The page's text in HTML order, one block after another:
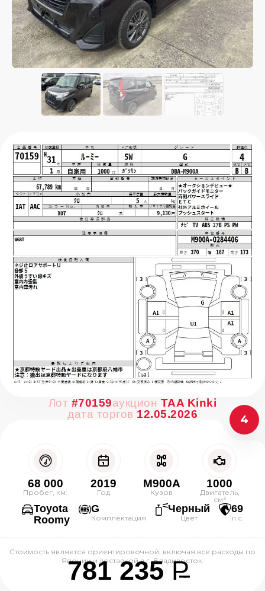
Лот #70159аукцион TAA Kinki
дата торгов 12.05.2026 4
68 000
Пробег, км:
2019
Год
M900A
Кузов
1000
Двигатель,
см³
Toyota
Roomy
G
Комплектация
Черный
Цвет
69
л.с.
Стоимость является ориентировочной, включая все расходы по
Японии и доставкой в г. Владивосток.
781 235P
--